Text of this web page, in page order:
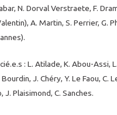
N. Dorval Verstraete, F.
A. Martin, S. Perrier, G.
: L. Atilade, K. Abou-Assi,
J. Chéry, Y. Le Faou, C.
Plaisimond, C. Sanches.